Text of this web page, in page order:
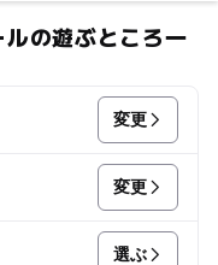
の遊ぶところ一
変更
変更
選ぶ